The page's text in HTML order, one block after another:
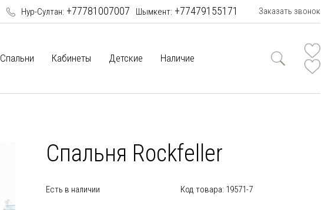
Нур-Султан: +77781007007 Шымкент: +77479155171 Заказать звонок
Спальни Кабинеты Детские Наличие
Спальня Rockfeller
Есть в наличии Код товара: 19571-7